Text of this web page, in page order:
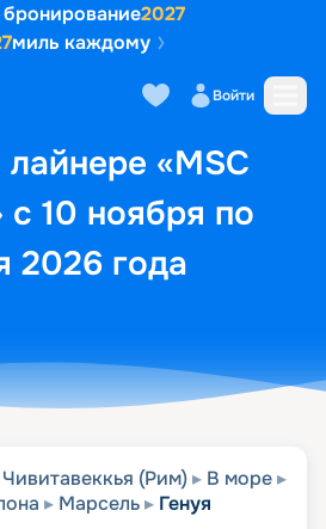
бронирование2027
миль каждому
Войти
«MSC
10 ноября по
2026 года
кают Маршрут и
Чивитавеккья (Рим)
В море
Марсель Генуя